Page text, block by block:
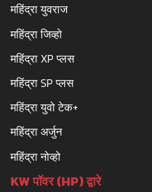
महिंद्रा युवराज
महिंद्रा जिव्हो
महिंद्रा XP प्लस
महिंद्रा SP प्लस
महिंद्रा युवो टेक+
महिंद्रा अर्जुन
महिंद्रा नोव्हो
KW पॉवर (HP) द्वारे